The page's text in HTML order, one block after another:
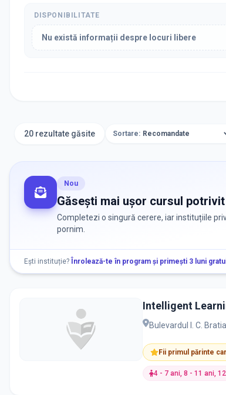
DISPONIBILITATE
Nu există informații despre locuri libere
20 rezultate găsite Sortare:
Nou
Găsești mai ușor cursul
Completezi o singură cerere, iar instituțiile
pornim.
Ești instituție? Înrolează-te în program și primești 3 luni
Intelligent
Bulevardul I. C.
Fii primul părinte
4 - 7 ani, 8 - 11 ani,